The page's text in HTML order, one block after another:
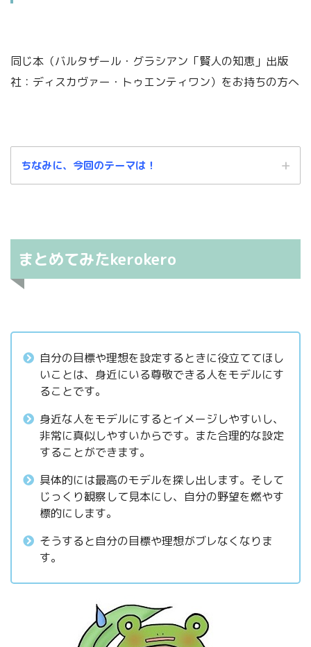
同じ本（バルタザール・グラシアン「賢人の知恵」出版
社：ディスカヴァー・トゥエンティワン）をお持ちの方へ
ちなみに、今回のテーマは！
まとめてみたkerokero
自分の目標や理想を設定するときに役立ててほし
いことは、身近にいる尊敬できる人をモデルにす
ることです。
身近な人をモデルにするとイメージしやすいし、
非常に真似しやすいからです。また合理的な設定
することができます。
具体的には最高のモデルを探し出します。そして
じっくり観察して見本にし、自分の野望を燃やす
標的にします。
そうすると自分の目標や理想がブレなくなりま
す。